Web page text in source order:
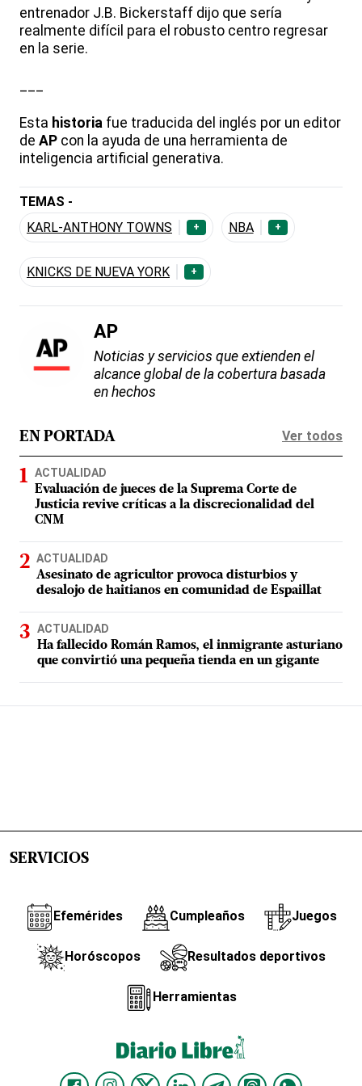
entrenador J.B. Bickerstaff dijo que sería
realmente difícil para el robusto centro regresar
en la serie.
___
Esta historia fue traducida del inglés por un editor
de AP con la ayuda de una herramienta de
inteligencia artificial generativa.
TEMAS -
KARL-ANTHONY TOWNS
+ NBA +
KNICKS DE NUEVA YORK +
AP
Noticias y servicios que extienden el
alcance global de la cobertura basada
en hechos
EN PORTADA Ver todos
ACTUALIDAD
Evaluación de jueces de la Suprema Corte de
Justicia revive críticas a la discrecionalidad del
CNM
ACTUALIDAD
Asesinato de agricultor provoca disturbios y
desalojo de haitianos en comunidad de Espaillat
ACTUALIDAD
Ha fallecido Román Ramos, el inmigrante asturiano
que convirtió una pequeña tienda en un gigante
SERVICIOS
Efemérides Cumpleaños Juegos
Horóscopos Resultados deportivos
Herramientas